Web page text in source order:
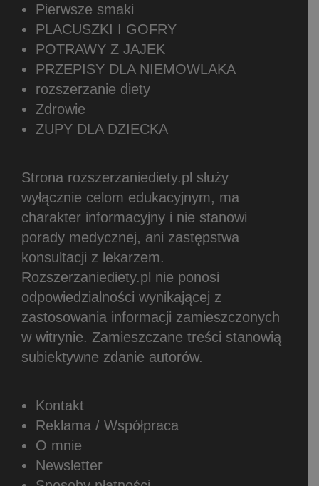
Pierwsze smaki
PLACUSZKI I GOFRY
POTRAWY Z JAJEK
PRZEPISY DLA NIEMOWLAKA
rozszerzanie diety
Zdrowie
ZUPY DLA DZIECKA
Strona rozszerzaniediety.pl służy
wyłącznie celom edukacyjnym, ma
charakter informacyjny i nie stanowi
porady medycznej, ani zastępstwa
konsultacji z lekarzem.
Rozszerzaniediety.pl nie ponosi
odpowiedzialności wynikającej z
zastosowania informacji zamieszczonych
w witrynie. Zamieszczane treści stanowią
subiektywne zdanie autorów.
Kontakt
Reklama / Współpraca
O mnie
Newsletter